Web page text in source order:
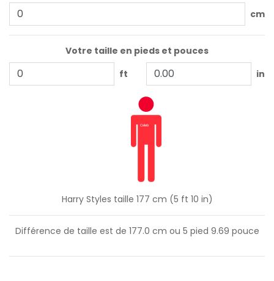
cm
Votre taille en pieds et pouces
ft
in
Harry Styles taille 177 cm (5 ft 10 in)
Différence de taille est de 177.0 cm ou 5 pied 9.69 pouce